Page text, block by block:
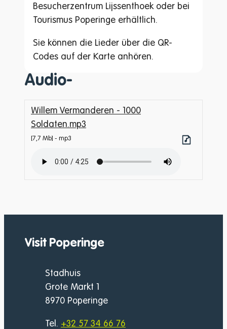
Besucherzentrum Lijssenthoek oder bei
Tourismus Poperinge erhältlich.
Sie können die Lieder über die QR-
Codes auf der Karte anhören.
Audio-
Willem Vermanderen - 1000
Soldaten.mp3
7,7 Mb mp3
Visit Poperinge
AdresseStadhuis
Grote Markt 1
,8970 Poperinge
+32 57 34 66 76